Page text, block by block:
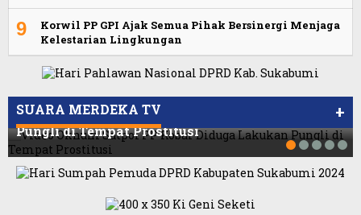
9
Korwil PP GPI Ajak Semua Pihak Bersinergi Menjaga
Kelestarian Lingkungan
SUARA MERDEKA TV +
Billabong, Sekretaris GPI: Kedua Tokoh…
Jakarta
Video Oknum Satpol PP Kobar Diduga Lakukan
Pungli di Tempat Prostitusi